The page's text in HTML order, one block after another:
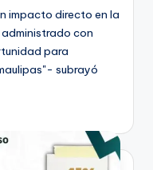
impacto directo en la
con
para
subrayó